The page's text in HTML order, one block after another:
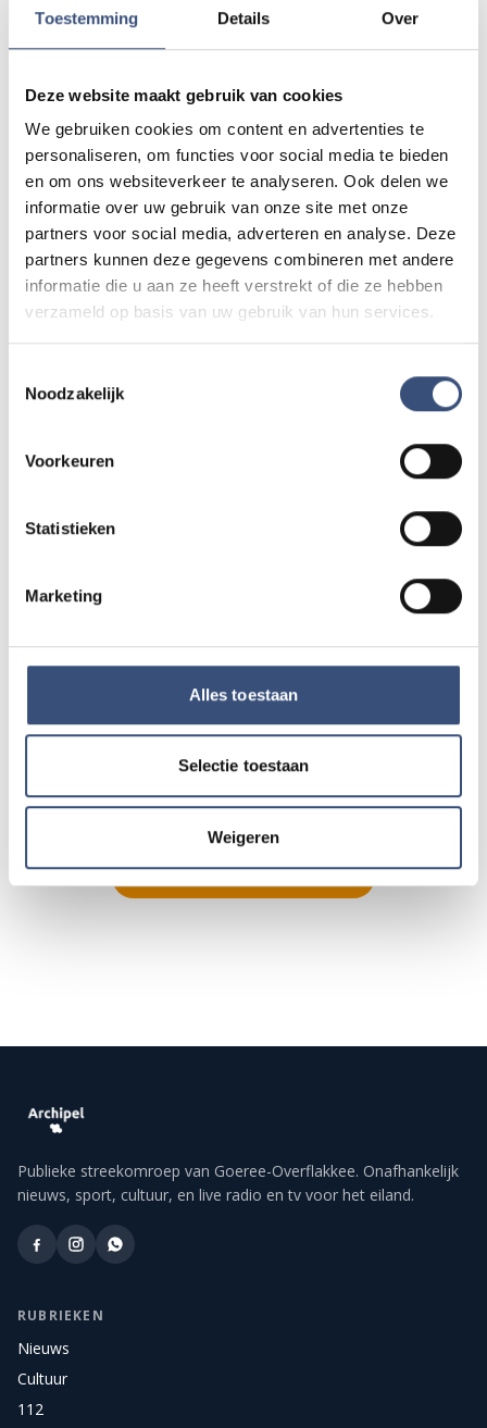
Toestemming Details Over
Deze website maakt gebruik van cookies
We gebruiken cookies om content en advertenties te
personaliseren, om functies voor social media te bieden
en om ons websiteverkeer te analyseren. Ook delen we
informatie over uw gebruik van onze site met onze
partners voor social media, adverteren en analyse. Deze
partners kunnen deze gegevens combineren met andere
informatie die u aan ze heeft verstrekt of die ze hebben
verzameld op basis van uw gebruik van hun services.
Noodzakelijk
Voorkeuren
Statistieken
Marketing
Alles toestaan
Selectie toestaan
Weigeren
advertentie tegen die niet klopt? Laat het ons weten via
redactie@omroeparchipel.nl. We kijken er graag naar.
Andere events
AUG.
Magic Summer show met Steven Kazàn
AUG.
Kinderdagen bij RTM-trammuseum in
📍
13
Hippie Beach Day markt bij Houten Kaap
AUG.
Concert met Oekraïense musici in
Dorpskerk Ouddorp
Alle events op de agenda →
Publieke streekomroep van Goeree-Overflakkee. Onafhankelijk
nieuws, sport, cultuur, en live radio en tv voor het eiland.
RUBRIEKEN
Nieuws
Cultuur
112